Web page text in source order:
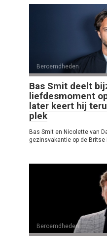
Beroemdheden
Bas Smit deelt
liefdesmoment
later keert hij
plek
Bas Smit en Nicolette van
gezinsvakantie op de Britse
Beroemdheden